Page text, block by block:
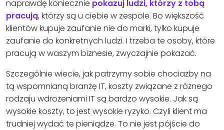
naprawdę koniecznie pokazuj ludzi, którzy z tobą
pracują, którzy są u ciebie w zespole. Bo większość
klientów kupuje zaufanie nie do marki, tylko kupuje
zaufanie do konkretnych ludzi. I trzeba te osoby, które
pracują w waszym biznesie, zwyczajnie pokazać.
Szczególnie wiecie, jak patrzymy sobie chociażby na
tą wspomnianą branżę IT, koszty związane z różnego
rodzaju wdrożeniami IT są bardzo wysokie. Jak są
wysokie koszty, to jest wysokie ryzyko. Czyli klient ma
trudniej wydać te pieniądze. To nie jest pójście do